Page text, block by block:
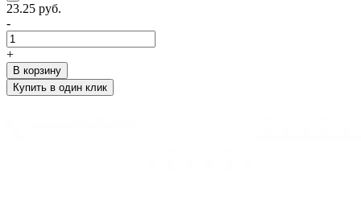
23.25 руб.
-
+
В корзину
Купить в один клик